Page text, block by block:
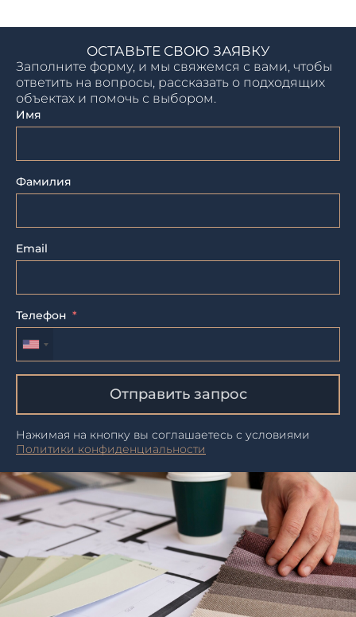
ОСТАВЬТЕ СВОЮ ЗАЯВКУ
Заполните форму, и мы свяжемся с вами, чтобы
ответить на вопросы, рассказать о подходящих
объектах и помочь с выбором.
Имя
Фамилия
Email
Телефон
Отправить запрос
Нажимая на кнопку вы соглашаетесь с условиями
Политики конфиденциальности